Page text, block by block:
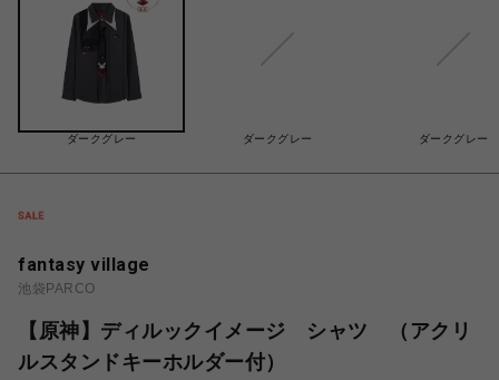
ダークグレー ダークグレー ダークグレー
fantasy village
池袋PARCO
【原神】ディルックイメージ シャツ （アクリ
ルスタンドキーホルダー付）